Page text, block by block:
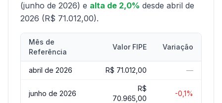
(junho de 2026) e alta de 2,0% desde abril de
2026 (R$ 71.012,00).
Mês de
Referência
Valor FIPE Variação
abril de 2026 R$ 71.012,00 —
junho de 2026
R$
70.965,00
-0,1%